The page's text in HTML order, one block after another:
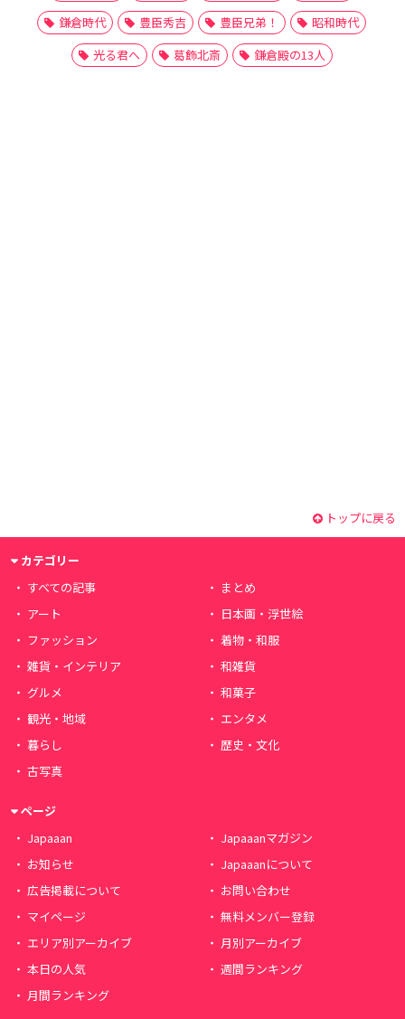
鎌倉時代
豊臣秀吉 豊臣兄弟！
昭和時代
光る君へ
葛飾北斎 鎌倉殿の13人
トップに戻る
カテゴリー
すべての記事
まとめ
アート
日本画・浮世絵
ファッション
着物・和服
雑貨・インテリア
和雑貨
グルメ
和菓子
観光・地域
エンタメ
暮らし
歴史・文化
古写真
ページ
Japaaan
Japaaanマガジン
お知らせ
Japaaanについて
広告掲載について
お問い合わせ
マイページ
無料メンバー登録
エリア別アーカイブ
月別アーカイブ
本日の人気
週間ランキング
月間ランキング